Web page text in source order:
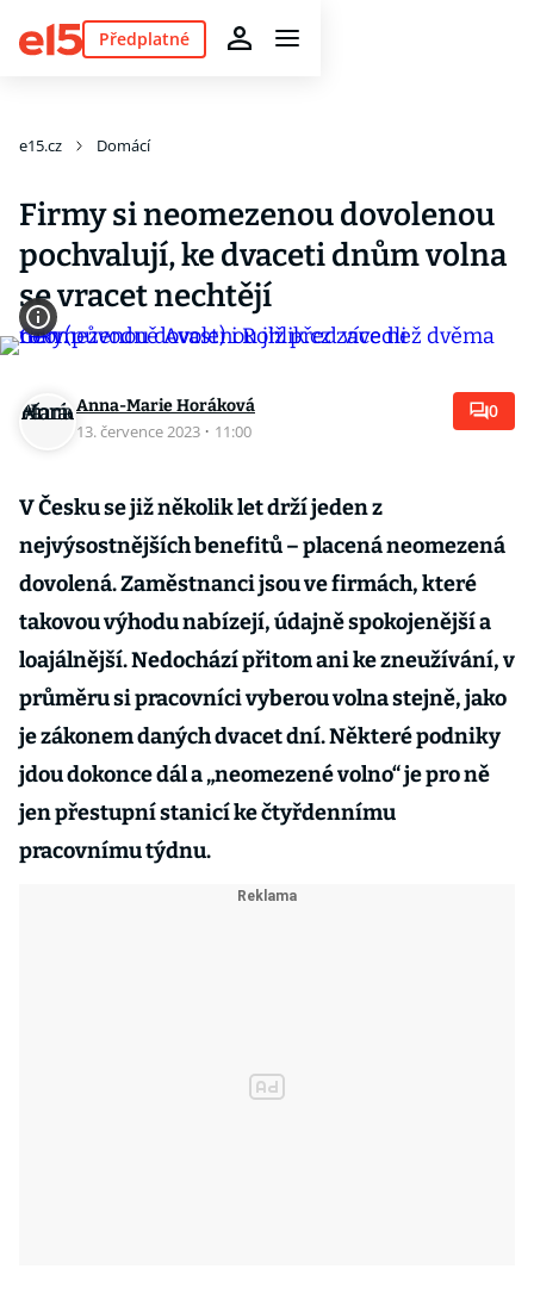
Předplatné
e15.cz Domácí
Firmy si neomezenou dovolenou
pochvalují, ke dvaceti dnům volna
se vracet nechtějí
Anna-Marie Horáková
13. července 2023 · 11:00
0
V Česku se již několik let drží jeden z
nejvýsostnějších benefitů – placená neomezená
dovolená. Zaměstnanci jsou ve firmách, které
takovou výhodu nabízejí, údajně spokojenější a
loajálnější. Nedochází přitom ani ke zneužívání, v
průměru si pracovníci vyberou volna stejně, jako
je zákonem daných dvacet dní. Některé podniky
jdou dokonce dál a „neomezené volno“ je pro ně
jen přestupní stanicí ke čtyřdennímu
pracovnímu týdnu.